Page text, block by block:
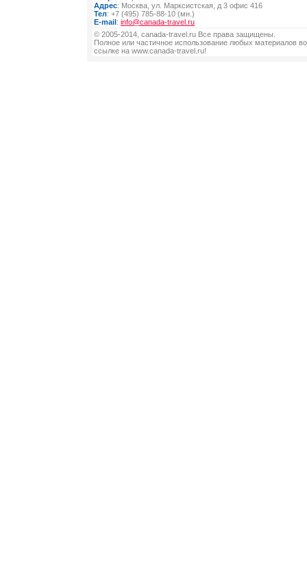
Адрес: Москва, ул. Марксистская, д 3 офис 416
Тел: +7 (495) 785-88-10 (мн.)
E-mail: info@canada-travel.ru
© 2005-2014, canada-travel.ru Все права защищены.
Полное или частичное использование любых материалов
ссылке на www.canada-travel.ru!